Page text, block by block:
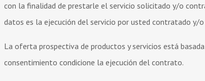
con la finalidad de prestarle el servicio solicitado y/o
datos es la ejecución del servicio por usted contratado y/
La oferta prospectiva de productos y servicios está
consentimiento condicione la ejecución del contrato.